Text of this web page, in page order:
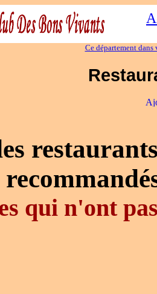
Ce département dans
qui n'ont